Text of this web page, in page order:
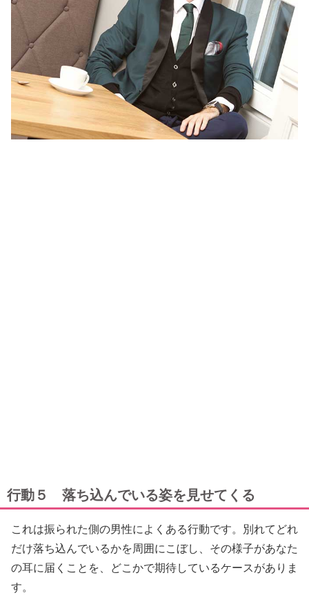
行動５ 落ち込んでいる姿を見せてくる
これは振られた側の男性によくある行動です。別れてどれ
だけ落ち込んでいるかを周囲にこぼし、その様子があなた
の耳に届くことを、どこかで期待しているケースがありま
す。